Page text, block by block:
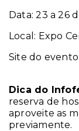
Data: 23 a 26
Local: Expo
Site do
Dica do
reserva de
aproveite as
previamente.